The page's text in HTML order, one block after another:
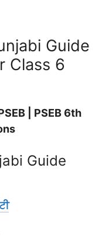
Guide
Class 6
| PSEB 6th
Guide